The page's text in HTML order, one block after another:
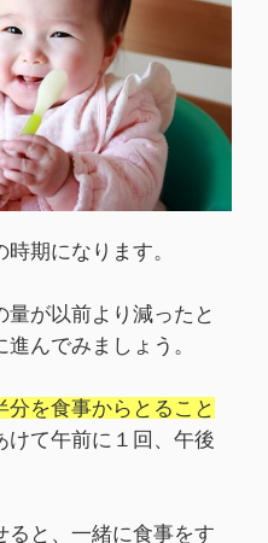
期になります。
が以前より減ったと
んでみましょう。
分を食事からとること
けて午前に１回、午後
ると、一緒に食事をす